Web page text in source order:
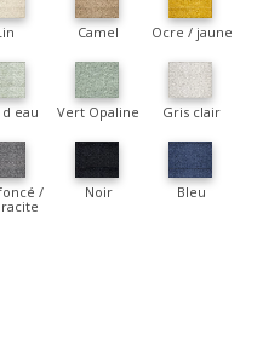
Camel Ocre / jaune
eau Vert Opaline Gris clair
/
Noir Bleu